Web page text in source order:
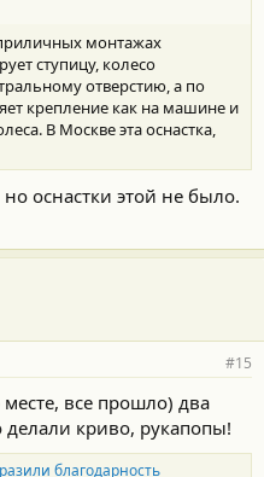
монтажах
ступицу, колесо
отверстию, а по
крепление как на машине и
В Москве эта оснастка,
оснастки этой не было.
#15
все прошло) два
делали криво, рукапопы!
благодарность